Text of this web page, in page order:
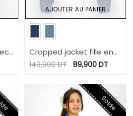
Cropped jacket fille en
jeans avec broderie
149,900DT 89,900 DT
AJOUTER AU PANIER
Solde